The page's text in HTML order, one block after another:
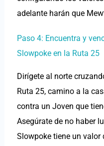
adelante harán que
Paso 4: Encuentra y
Slowpoke en la Ruta 25
Dirígete al norte
Ruta 25, camino a la
contra un Joven que
Asegúrate de no haber
Slowpoke tiene un valor